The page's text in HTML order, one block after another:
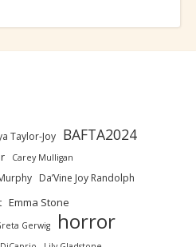
Taylor-Joy BAFTA2024
Carey Mulligan
Da’Vine Joy Randolph
Emma Stone
Gerwig horror